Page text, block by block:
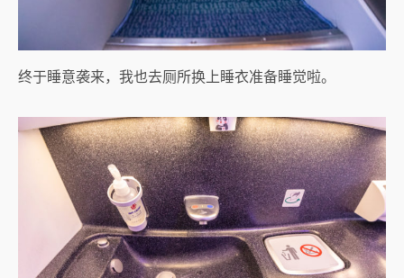
终于睡意袭来，我也去厕所换上睡衣准备睡觉啦。